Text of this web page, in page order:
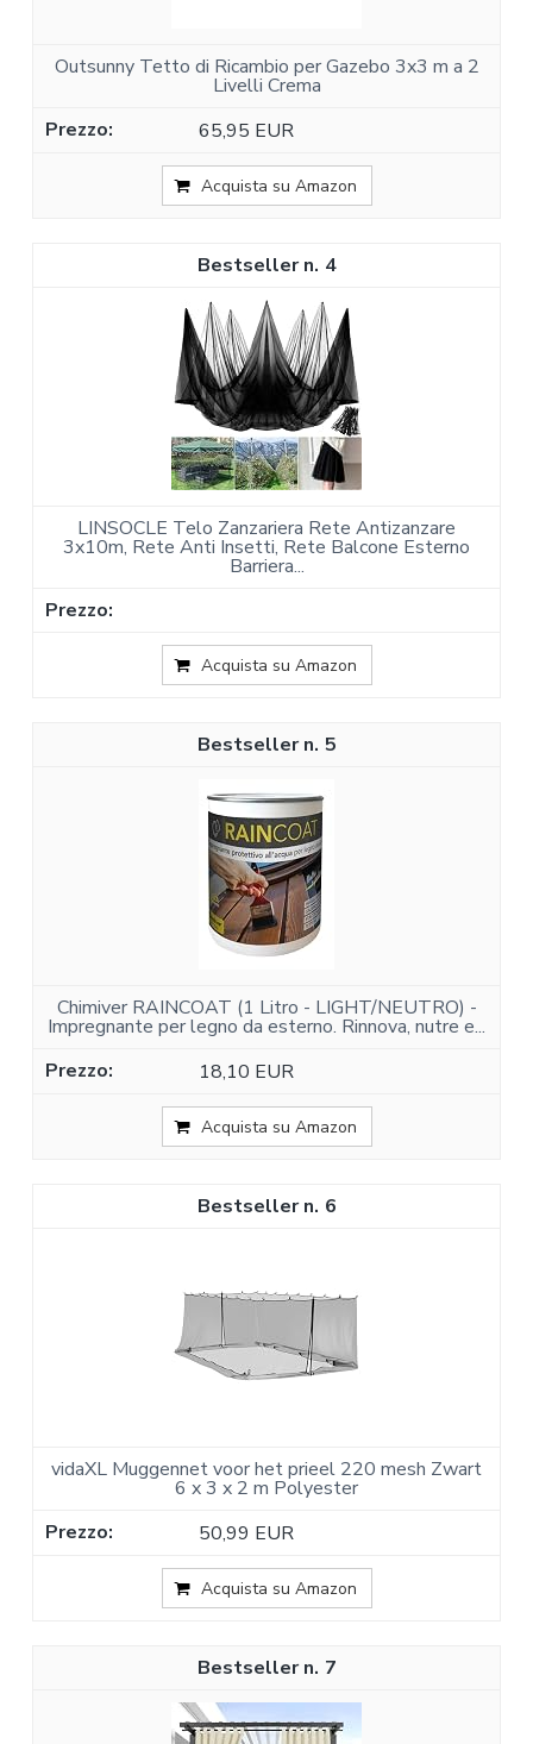
Outsunny Tetto di Ricambio per Gazebo 3x3 m a 2
Livelli Crema
65,95 EUR
Acquista su Amazon
4
LINSOCLE Telo Zanzariera Rete Antizanzare
3x10m, Rete Anti Insetti, Rete Balcone Esterno
Barriera...
Acquista su Amazon
5
Chimiver RAINCOAT (1 Litro - LIGHT/NEUTRO) -
Impregnante per legno da esterno. Rinnova, nutre e...
18,10 EUR
Acquista su Amazon
6
vidaXL Muggennet voor het prieel 220 mesh Zwart
6 x 3 x 2 m Polyester
50,99 EUR
Acquista su Amazon
7